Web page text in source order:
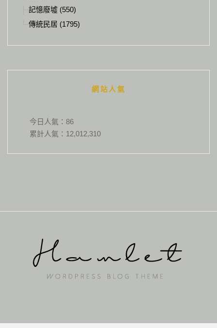
記憶廢墟 (550)
傳統民居 (1795)
網站人氣
今日人氣： 86
累計人氣： 12,012,310